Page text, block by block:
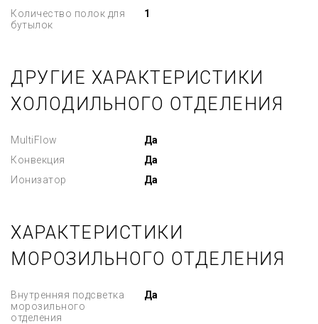
Количество полок для
бутылок
1
ДРУГИЕ ХАРАКТЕРИСТИКИ
ХОЛОДИЛЬНОГО ОТДЕЛЕНИЯ
MultiFlow
Да
Конвекция
Да
Ионизатор
Да
ХАРАКТЕРИСТИКИ
МОРОЗИЛЬНОГО ОТДЕЛЕНИЯ
Внутренняя подсветка
морозильного
отделения
Да